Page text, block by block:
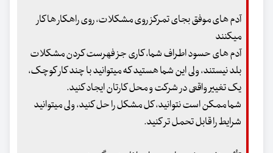
آدم های موفق بجای تمرکز روی مشکلات، روی راهکار ها کار
میکنند
آدم های حسود اطراف شما، کاری جز فهرست کردن مشکلات
بلد نیستند، ولی این شما هستید که میتوانید با چند کار کوچک،
یک تغییر واقعی در شرکت و محل کارتان ایجاد کنید.
شما ممکن است نتوانید، کل مشکل را حل کنید، ولی میتوانید
شرایط را قابل تحمل تر کنید.